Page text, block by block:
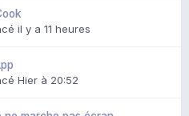
il y a 11 heures
Hier à 20:52